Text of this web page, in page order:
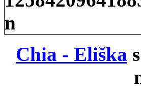
Chia - Eliška